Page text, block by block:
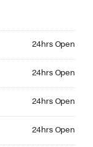
24hrs Open
24hrs Open
24hrs Open
24hrs Open